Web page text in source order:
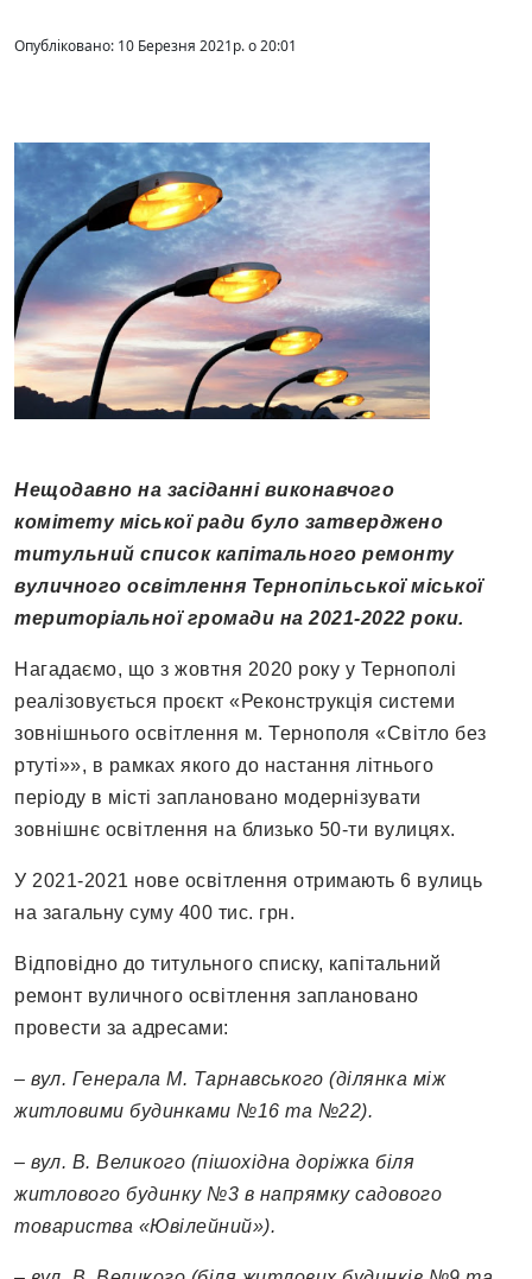
Опубліковано: 10 Березня 2021р. о 20:01
Нещодавно на засіданні виконавчого
комітету міської ради було затверджено
титульний список капітального ремонту
вуличного освітлення Тернопільської міської
територіальної громади на 2021-2022 роки.
Нагадаємо, що з жовтня 2020 року у Тернополі
реалізовується проєкт «Реконструкція системи
зовнішнього освітлення м. Тернополя «Світло без
ртуті»», в рамках якого до настання літнього
періоду в місті заплановано модернізувати
зовнішнє освітлення на близько 50-ти вулицях.
У 2021-2021 нове освітлення отримають 6 вулиць
на загальну суму 400 тис. грн.
Відповідно до титульного списку, капітальний
ремонт вуличного освітлення заплановано
провести за адресами:
– вул. Генерала М. Тарнавського (ділянка між
житловими будинками №16 та №22).
– вул. В. Великого (пішохідна доріжка біля
житлового будинку №3 в напрямку садового
товариства «Ювілейний»).